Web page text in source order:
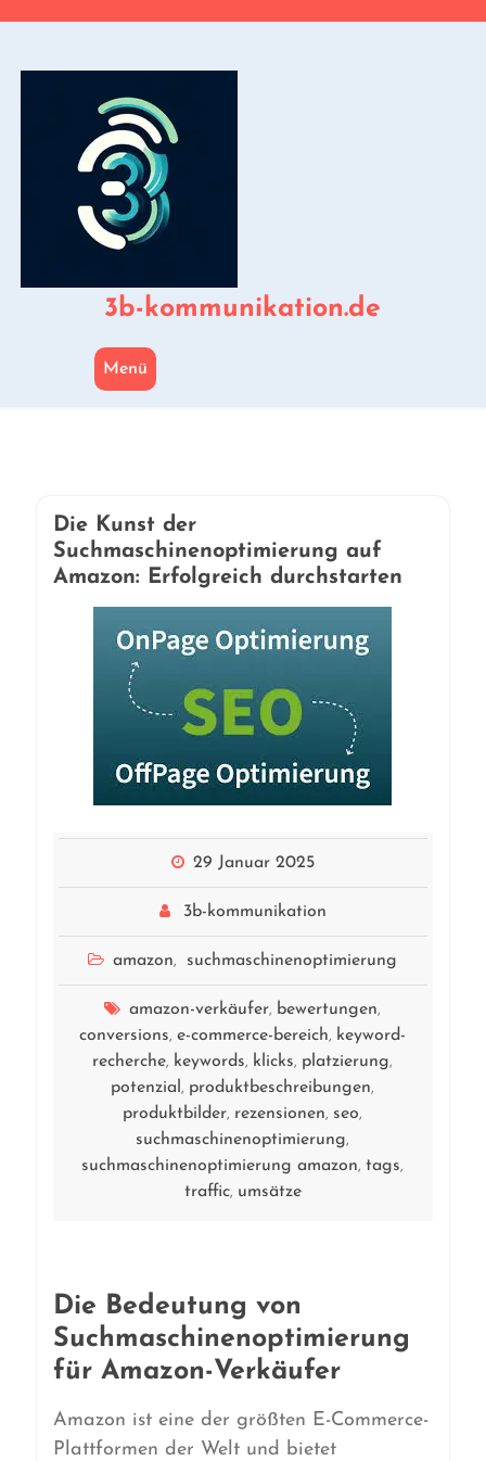
3b-kommunikation.de
Menü
Die Kunst der
Suchmaschinenoptimierung auf
Amazon: Erfolgreich durchstarten
29 Januar 2025
3b-kommunikation
amazon, suchmaschinenoptimierung
amazon-verkäufer, bewertungen,
conversions,e-commerce-bereich, keyword-
recherche, keywords, klicks, platzierung,
potenzial , produktbeschreibungen,
produktbilder, rezensionen, seo,
suchmaschinenoptimierung,
suchmaschinenoptimierung amazon,tags,
traffic, umsätze
Die Bedeutung von
Suchmaschinenoptimierung
für Amazon-Verkäufer
Amazon ist eine der größten E-Commerce-
Plattformen der Welt und bietet